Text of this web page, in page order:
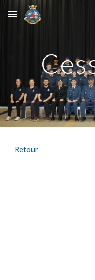
Skip to main content
Retour